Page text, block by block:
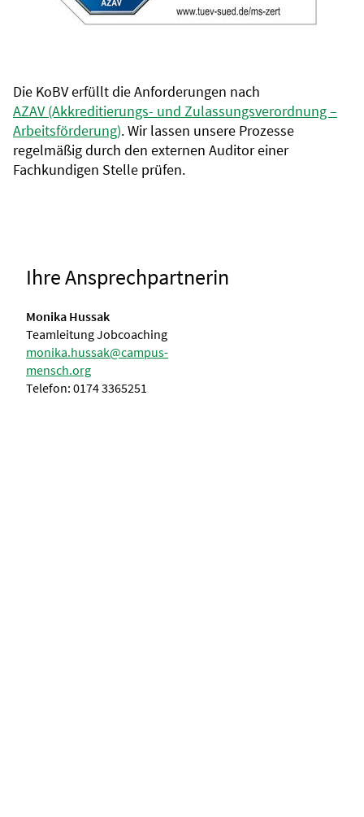
Die KoBV erfüllt die Anforderungen nach
AZAV (Akkreditierungs- und Zulassungsverordnung –
Arbeitsförderung). Wir lassen unsere Prozesse
regelmäßig durch den externen Auditor einer
Fachkundigen Stelle prüfen.
Ihre Ansprechpartnerin
Monika Hussak
Teamleitung Jobcoaching
monika.hussak@campus-
mensch.org
Telefon: 0174 3365251